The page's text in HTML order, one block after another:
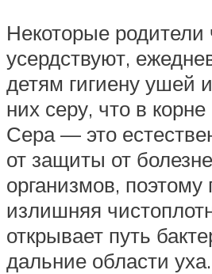
Некоторые родители
усердствуют,
детям гигиену ушей
них серу, что в
Сера — это
от защиты от
организмов, поэтому
излишняя
открывает путь
дальние области уха.